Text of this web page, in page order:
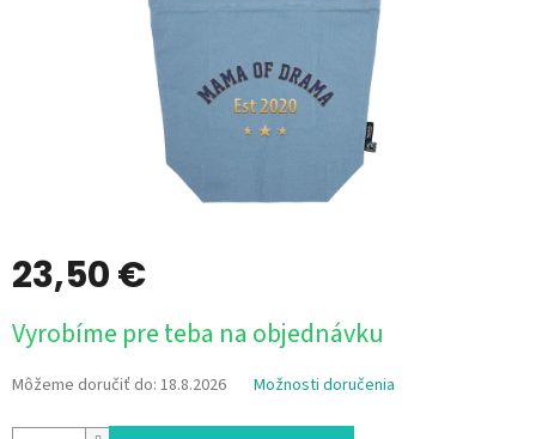
23,50 €
cena:
Vyrobíme pre teba na objednávku
Môžeme doručiť do: 18.8.2026 Možnosti doručenia